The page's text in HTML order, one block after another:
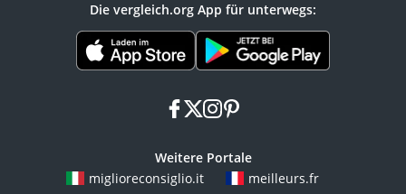
Die vergleich.org App für unterwegs:
facebook
x instagram
pinterest
Weitere Portale
miglioreconsiglio.it
meilleurs.fr